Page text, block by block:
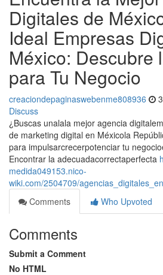
Digitales de
Ideal Empresas
México: Descubre
para Tu Negocio
creaciondepaginaswebenme808936
Discuss
¿Buscas unalala mejor agencia
de marketing digital en Méxicola
para impulsarcrecerpotenciar tu
Encontrar la adecuadacorrectaperfecta
medida049153.nico-
wiki.com/2504709/
Comments
Who Upvoted
Comments
Submit a Comment
No HTML